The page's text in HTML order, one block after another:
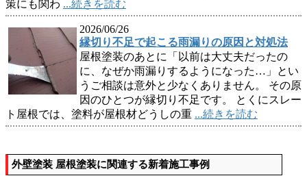
策にも関わ ...続きを読む
2026/06/26
縁切り不足で起こる雨漏りの原因と対処法
屋根塗装のあとに「以前は大丈夫だったの
に、なぜか雨漏りするようになった…」とい
うご相談は意外と少なくありません。 その原
因のひとつが縁切り不足です。 とくにスレー
ト屋根では、塗料が屋根材どうしの重 ...続きを読む
外壁塗装 屋根塗装に関連する新着施工事例